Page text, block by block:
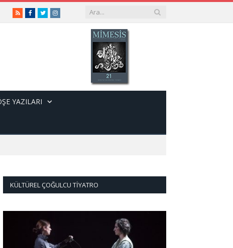
RSSFacebook
TwitterInstagram
YAZILARI
KÜLTÜREL ÇOĞULCU TIYATRO